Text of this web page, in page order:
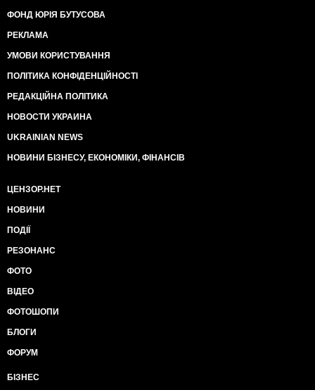
ФОНД ЮРІЯ БУТУСОВА
РЕКЛАМА
УМОВИ КОРИСТУВАННЯ
ПОЛІТИКА КОНФІДЕНЦІЙНОСТІ
РЕДАКЦІЙНА ПОЛІТИКА
НОВОСТИ УКРАИНА
UKRAINIAN NEWS
НОВИНИ БІЗНЕСУ, ЕКОНОМІКИ, ФІНАНСІВ
ЦЕНЗОР.НЕТ
НОВИНИ
ПОДІЇ
РЕЗОНАНС
ФОТО
ВІДЕО
ФОТОШОПИ
БЛОГИ
ФОРУМ
БІЗНЕС